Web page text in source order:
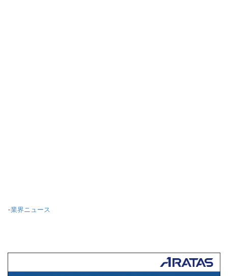
-業界ニュース